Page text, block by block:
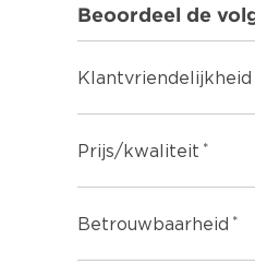
Beoordeel de
Klantvriendelijkheid
Prijs/kwaliteit
Betrouwbaarheid